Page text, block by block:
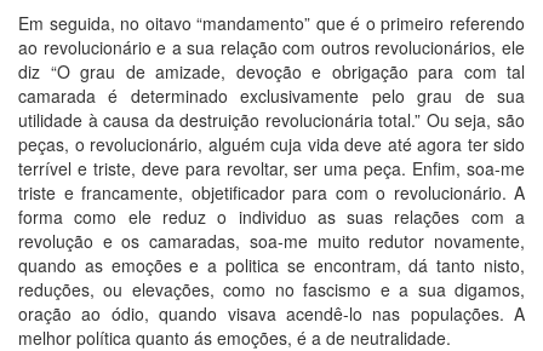
Em seguida, no oitavo “mandamento” que é o primeiro referendo
ao revolucionário e a sua relação com outros revolucionários, ele
diz “O grau de amizade, devoção e obrigação para com tal
camarada é determinado exclusivamente pelo grau de sua
utilidade à causa da destruição revolucionária total.” Ou seja, são
peças, o revolucionário, alguém cuja vida deve até agora ter sido
terrível e triste, deve para revoltar, ser uma peça. Enfim, soa-me
triste e francamente, objetificador para com o revolucionário. A
forma como ele reduz o individuo as suas relações com a
revolução e os camaradas, soa-me muito redutor novamente,
quando as emoções e a politica se encontram, dá tanto nisto,
reduções, ou elevações, como no fascismo e a sua digamos,
oração ao ódio, quando visava acendê-lo nas populações. A
melhor política quanto ás emoções, é a de neutralidade.